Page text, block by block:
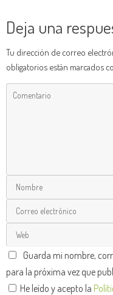
Deja una
Tu dirección de correo
obligatorios están marcados
Guarda mi nombre,
para la próxima vez que
He leído y acepto la